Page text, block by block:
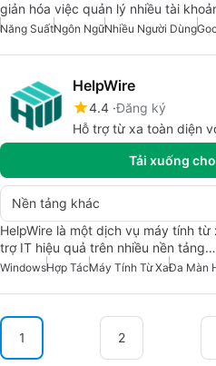
giản hóa việc quản lý nhiều tài
Năng SuấtNgôn NgữNhiều Người Dùng
HelpWire
4.4 Đăng ký
Hỗ trợ từ xa toàn diện
Tải xuống
Nền tảng khác
HelpWire là một dịch vụ máy tính
trợ IT hiệu quả trên nhiều nền tảng…
WindowsHợp TácMáy Tính Từ XaĐa Màn
1 2